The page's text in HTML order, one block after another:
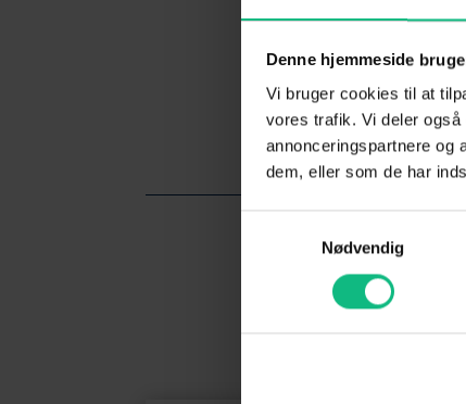
Denne hjemmeside
Vi bruger cookies til at
vores trafik. Vi deler
annonceringspartnere og
dem, eller som de har
Nødvendig
Den fulde